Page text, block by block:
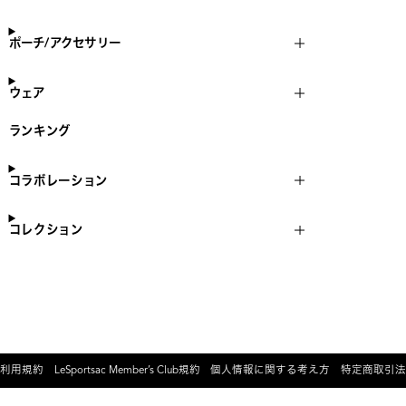
ポーチ/アクセサリー
ウェア
ランキング
コラボレーション
コレクション
利用規約 LeSportsac Member’s Club規約 個人情報に関する考え方 特定商取引